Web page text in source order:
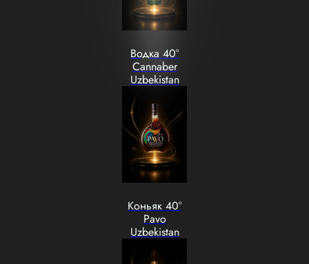
Водка 40°
Cannaber
Uzbekistan
Коньяк 40°
Pavo
Uzbekistan